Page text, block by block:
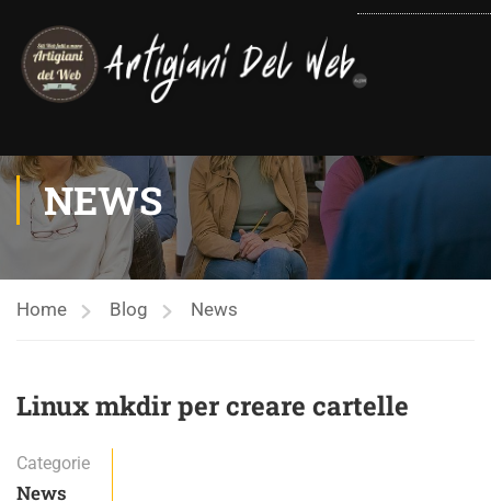
NEWS
Home Blog News
Linux mkdir per creare cartelle
Categorie
News